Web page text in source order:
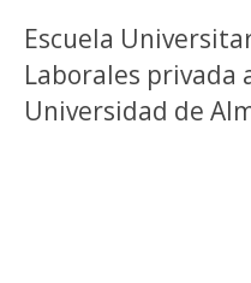
Escuela
Laborales privada
Universidad de